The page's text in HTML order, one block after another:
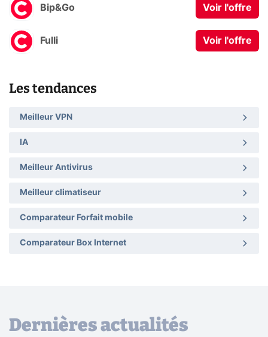
Bip&Go Voir l'offre
Fulli Voir l'offre
Les tendances
Meilleur VPN
IA
Meilleur Antivirus
Meilleur climatiseur
Comparateur Forfait mobile
Comparateur Box Internet
Dernières actualités